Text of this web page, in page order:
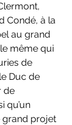
Condé, à la
au grand
même qui
de
Duc de
de
qu’un
grand projet